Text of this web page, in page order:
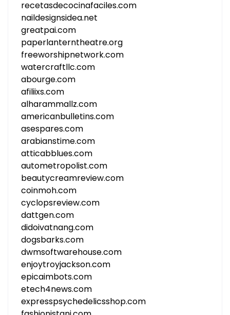
recetasdecocinafaciles.com
naildesignsidea.net
greatpai.com
paperlanterntheatre.org
freeworshipnetwork.com
watercraftllc.com
abourge.com
afiliixs.com
alharammallz.com
americanbulletins.com
asespares.com
arabianstime.com
atticabblues.com
autometropolist.com
beautycreamreview.com
coinmoh.com
cyclopsreview.com
dattgen.com
didoivatnang.com
dogsbarks.com
dwmsoftwarehouse.com
enjoytroyjackson.com
epicaimbots.com
etech4news.com
expresspsychedelicsshop.com